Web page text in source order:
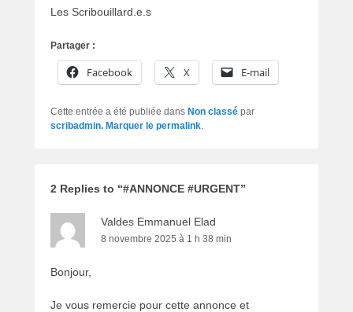
Les Scribouillard.e.s
Partager :
Facebook X E-mail
Cette entrée a été publiée dans Non classé par
scribadmin. Marquer le permalink
2 Replies to “#ANNONCE #URGENT”
Valdes Emmanuel Elad
8 novembre 2025 à 1 h 38 min
Bonjour,
Je vous remercie pour cette annonce et